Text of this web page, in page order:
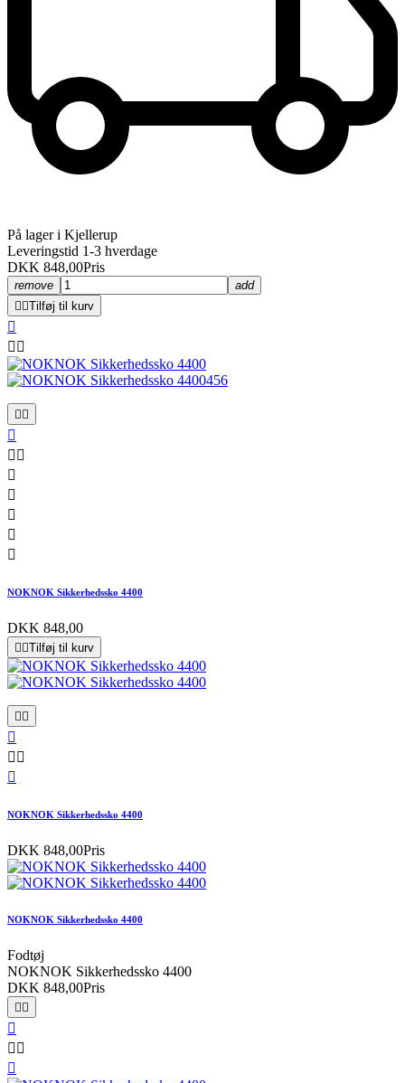
På lager i Kjellerup
Leveringstid 1-3 hverdage
DKK 848,00Pris
remove
add
 Tilføj til kurv

 
 

 





NOKNOK Sikkerhedssko 4400
DKK 848,00
 Tilføj til kurv
 

 

NOKNOK Sikkerhedssko 4400
DKK 848,00Pris
NOKNOK Sikkerhedssko 4400
Fodtøj
NOKNOK Sikkerhedssko 4400
DKK 848,00Pris
 

 
